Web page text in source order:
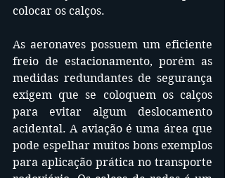
colocar os calços.
As aeronaves possuem um eficiente
freio de estacionamento, porém as
medidas redundantes de segurança
exigem que se coloquem os calços
para evitar algum deslocamento
acidental. A aviação é uma área que
pode espelhar muitos bons exemplos
para aplicação prática no transporte